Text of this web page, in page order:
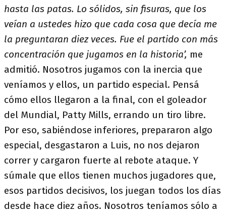
hasta las patas. Lo sólidos, sin fisuras, que los
veían a ustedes hizo que cada cosa que decía me
la preguntaran diez veces. Fue el partido con más
concentración que jugamos en la historia’, me
admitió. Nosotros jugamos con la inercia que
veníamos y ellos, un partido especial. Pensá
cómo ellos llegaron a la final, con el goleador
del Mundial, Patty Mills, errando un tiro libre.
Por eso, sabiéndose inferiores, prepararon algo
especial, desgastaron a Luis, no nos dejaron
correr y cargaron fuerte al rebote ataque. Y
súmale que ellos tienen muchos jugadores que,
esos partidos decisivos, los juegan todos los días
desde hace diez años. Nosotros teníamos sólo a